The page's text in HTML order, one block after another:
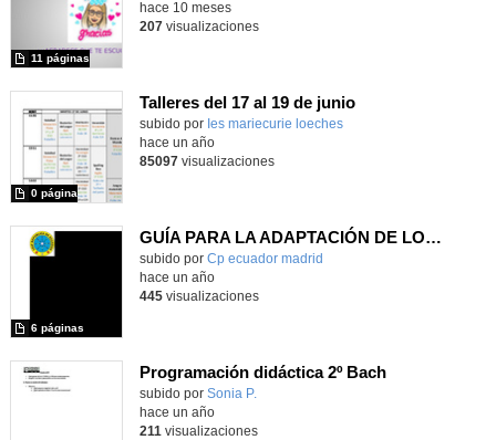
11 páginas
hace 10 meses
207visualizaciones
Talleres del 17 al 19 de junio
Contenido educativo.
subido por Ies mariecurie loeches
0 página
-
hace un año
85097visualizaciones
GUÍA PARA LA ADAPTACIÓN DE LOS CENTROS CON ALUMNADO NEURODIVERGENTE
subido por Cp ecuador madrid
6 páginas
hace un año
445visualizaciones
Programación didáctica 2º Bach
Contenido educativo.
subido por Sonia P.
hace un año
211 visualizaciones